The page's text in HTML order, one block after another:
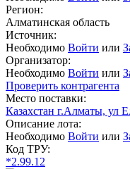
Регион:
Алматинская область
Источник:
Необходимо Войти или
Организатор:
Необходимо Войти или
Проверить контрагента
Место поставки:
Казахстан г.Алматы, ул
Описание лота:
Необходимо Войти или
Код ТРУ:
*2.99.12